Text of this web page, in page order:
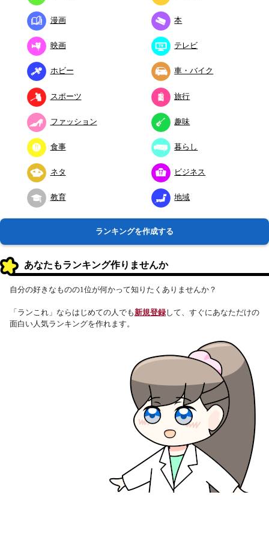
漫画 本
映画 テレビ
ホビー 車・バイク
スポーツ 旅行
ファッション 趣味
食事 暮らし
ネタ ビジネス
教育 地域
ランキングを作成する
あなたもランキング作りませんか
自分の好きなものの1位が何かって知りたくありませんか？
「ランこれ」ならはじめての人でも新規登録して、すぐにあなただけの
面白い人気ランキングを作れます。